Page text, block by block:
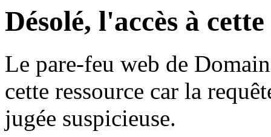
Désolé, l'accès à
Le pare-feu web de
cette ressource car la
jugée suspicieuse.